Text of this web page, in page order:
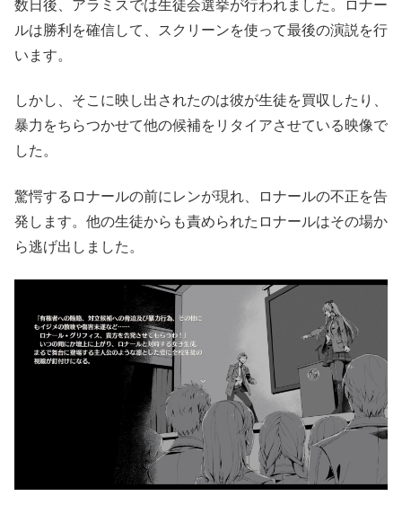
数日後、アラミスでは生徒会選挙が行われました。ロナー
ルは勝利を確信して、スクリーンを使って最後の演説を行
います。
しかし、そこに映し出されたのは彼が生徒を買収したり、
暴力をちらつかせて他の候補をリタイアさせている映像で
した。
驚愕するロナールの前にレンが現れ、ロナールの不正を告
発します。他の生徒からも責められたロナールはその場か
ら逃げ出しました。